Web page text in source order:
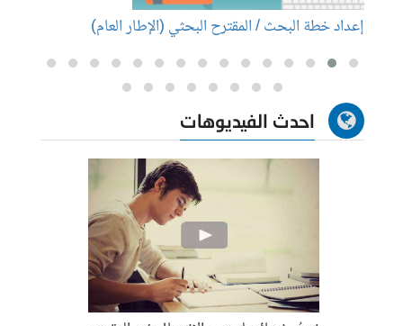
إعداد خطة البحث / المقترح البحثي (الإطار العام)
احدث الفيديوهات